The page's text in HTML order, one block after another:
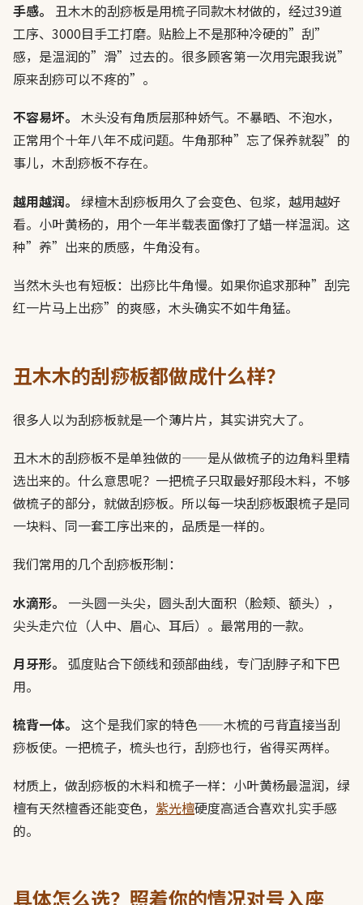
手感。
丑木木的刮痧板是用梳子同款木材做的，经过39道
工序、3000目手工打磨。贴脸上不是那种冷硬的”刮”
感，是温润的”滑”过去的。很多顾客第一次用完跟我说”
原来刮痧可以不疼的”。
不容易坏。 木头没有角质层那种娇气。不暴晒、不泡水，
正常用个十年八年不成问题。牛角那种”忘了保养就裂”的
事儿，木刮痧板不存在。
越用越润。 绿檀木刮痧板用久了会变色、包浆，越用越好
看。小叶黄杨的，用个一年半载表面像打了蜡一样温润。这
种”养”出来的质感，牛角没有。
当然木头也有短板：出痧比牛角慢。如果你追求那种”刮完
红一片马上出痧”的爽感，木头确实不如牛角猛。
丑木木的刮痧板都做成什么样？
很多人以为刮痧板就是一个薄片片，其实讲究大了。
丑木木的刮痧板不是单独做的——是从做梳子的边角料里精
选出来的。什么意思呢？一把梳子只取最好那段木料，不够
做梳子的部分，就做刮痧板。所以每一块刮痧板跟梳子是同
一块料、同一套工序出来的，品质是一样的。
我们常用的几个刮痧板形制：
水滴形。
一头圆一头尖，圆头刮大面积（脸颊、额头），
尖头走穴位（人中、眉心、耳后）。最常用的一款。
月牙形。 弧度贴合下颌线和颈部曲线，专门刮脖子和下巴
用。
梳背一体。 这个是我们家的特色——木梳的弓背直接当刮
痧板使。一把梳子，梳头也行，刮痧也行，省得买两样。
材质上，做刮痧板的木料和梳子一样：小叶黄杨最温润，绿
檀有天然檀香还能变色， 紫光檀硬度高适合喜欢扎实手感
的。
具体怎么选？照着你的情况对号入座